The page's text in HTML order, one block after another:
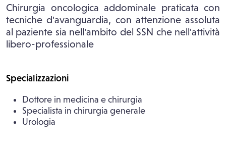
Chirurgia oncologica addominale praticata con
tecniche d'avanguardia, con attenzione assoluta
al paziente sia nell'ambito del SSN che nell'attività
libero-professionale
Specializzazioni
Dottore in medicina e chirurgia
Specialista in chirurgia generale
Urologia